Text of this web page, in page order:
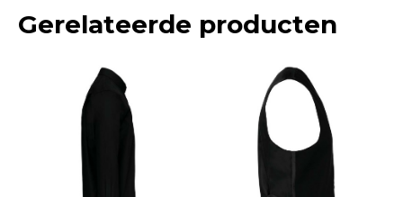
Gerelateerde producten